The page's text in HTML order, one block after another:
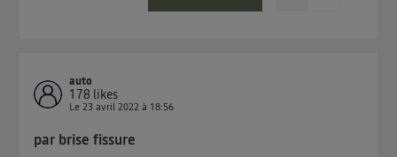
auto
178 likes
Le23 avril 2022 à 18:56
par brise fissure